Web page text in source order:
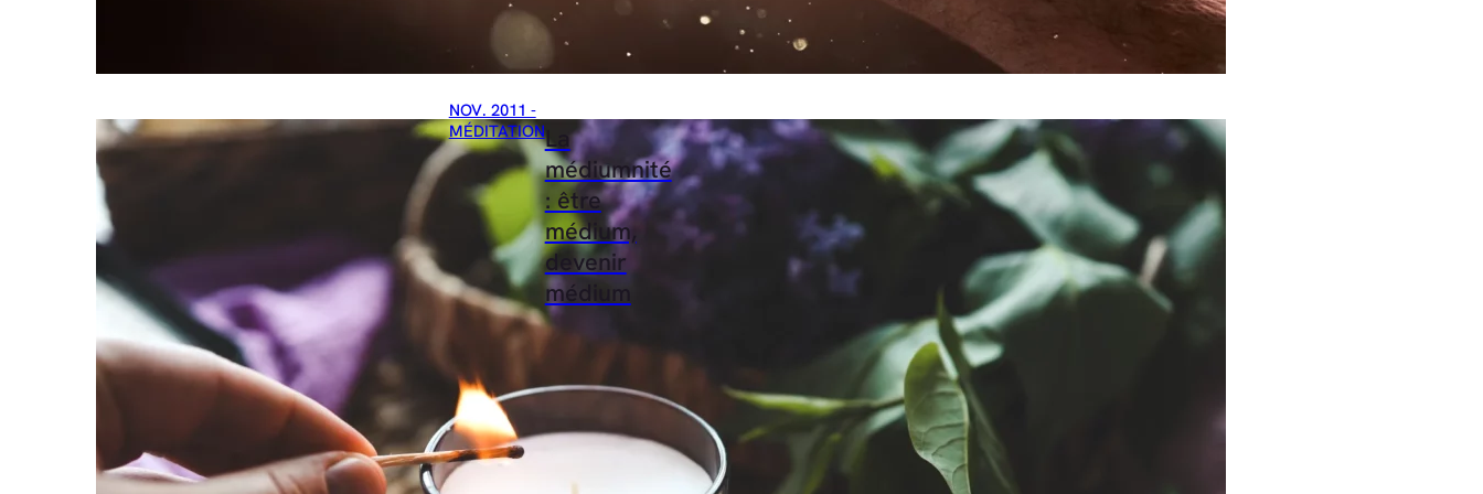
NOV. 2011 -
MÉDITATIONLa
médiumnité
: être
médium,
devenir
médium